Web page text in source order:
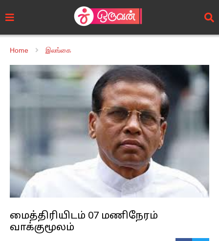
Home இலங்கை
மைத்திரியிடம் 07 மணிநேரம்
வாக்குமூலம்